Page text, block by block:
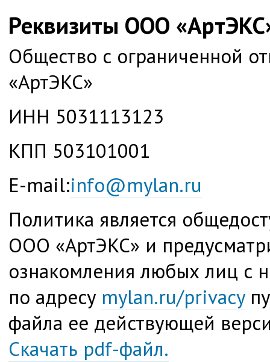
Реквизиты ООО
Общество с ограниченной
«АртЭКС»
ИНН 5031113123
КПП 503101001
E-mail:info@mylan.ru
Политика является
ООО «АртЭКС» и
ознакомления любых лиц с
по адресу mylan.ru/privacy
файла ее действующей
Скачать pdf-файл.